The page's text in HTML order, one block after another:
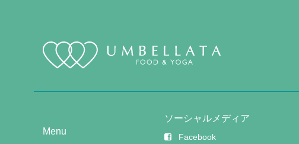
Menu
ソーシャルメディア
Facebook